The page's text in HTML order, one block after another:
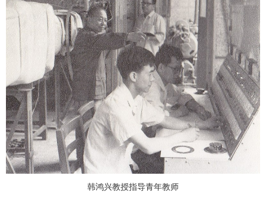
韩鸿兴教授指导青年教师